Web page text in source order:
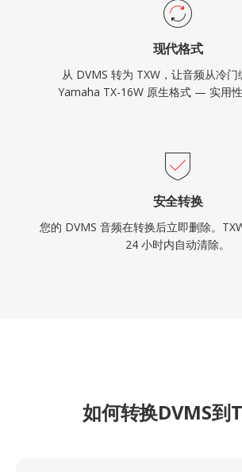
现代格式
从 DVMS 转为 TXW，让音频从冷门
Yamaha TX-16W 原生格式 — 实用性
安全转换
您的 DVMS 音频在转换后立即删除。
24 小时内自动清除。
如何转换DVMS到